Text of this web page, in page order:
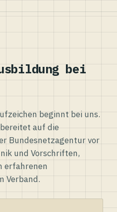
bei
beginnt bei uns.
auf die
Bundesnetzagentur vor
und Vorschriften,
erfahrenen
Verband.